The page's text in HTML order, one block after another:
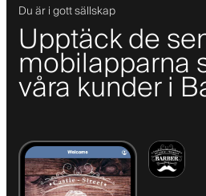
Du är i gott sällskap
Upptäck de
mobilapparna
våra kunder i